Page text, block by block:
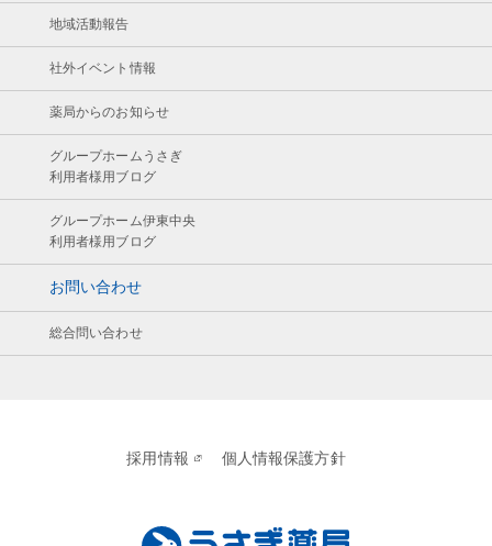
地域活動報告
社外イベント情報
薬局からのお知らせ
グループホームうさぎ
利用者様用ブログ
グループホーム伊東中央
利用者様用ブログ
お問い合わせ
総合問い合わせ
採用情報 個人情報保護方針